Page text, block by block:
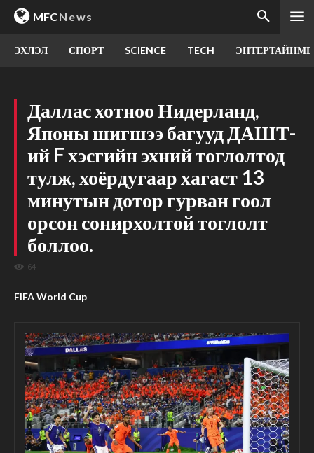
MFCNews
ЭХЛЭЛ СПОРТ SCIENCE TECH
Даллас хотноо Нидерланд,
Японы шигшээ багууд ДАШТ-
ий F хэсгийн эхний тоглолтод
тулж, хоёрдугаар хагаст 13
минутын дотор гурван гоол
орсон сонирхолтой тоглолт
боллоо.
64
FIFA World Cup